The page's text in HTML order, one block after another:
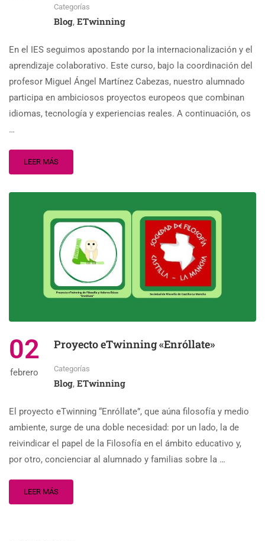
Categorías
Blog, ETwinning
En el IES seguimos apostando por la internacionalización y el
aprendizaje colaborativo. Este curso, bajo la coordinación del
profesor Miguel Ángel Martínez Cabezas, nuestro alumnado
participa en ambiciosos proyectos europeos que combinan
idiomas, tecnología y experiencias reales. A continuación, os
…
LEER MÁS
02
febrero
Proyecto eTwinning «Enróllate»
Categorías
Blog, ETwinning
El proyecto eTwinning “Enróllate”, que aúna filosofía y medio
ambiente, surge de una doble necesidad: por un lado, la de
reivindicar el papel de la Filosofía en el ámbito educativo y,
por otro, concienciar al alumnado y familias sobre la …
LEER MÁS